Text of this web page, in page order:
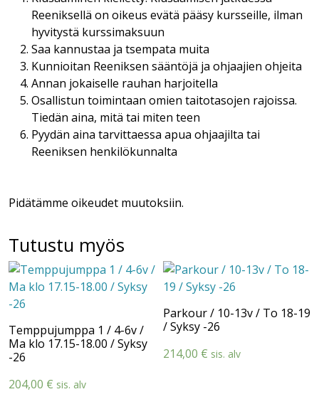
Reeniksellä on oikeus evätä pääsy kursseille, ilman
hyvitystä kurssimaksuun
Saa kannustaa ja tsempata muita
Kunnioitan Reeniksen sääntöjä ja ohjaajien ohjeita
Annan jokaiselle rauhan harjoitella
Osallistun toimintaan omien taitotasojen rajoissa.
Tiedän aina, mitä tai miten teen
Pyydän aina tarvittaessa apua ohjaajilta tai
Reeniksen henkilökunnalta
Pidätämme oikeudet muutoksiin.
Tutustu myös
Temppujumppa 1 / 4-6v /
Ma klo 17.15-18.00 / Syksy
-26
204,00 € sis. alv
Parkour / 10-13v / To 18-19
/ Syksy -26
214,00 € sis. alv